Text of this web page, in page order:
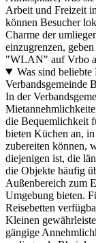
Arbeit und Freizeit
können Besucher
Charme der
einzugrenzen,
"WLAN" auf Vrbo
Was sind
Verbandsgemeinde
In der
die Bequemlichkeit
bieten Küchen an,
zubereiten können,
diejenigen ist, die
die Objekte häufig
Außenbereich zum
Umgebung bieten.
Reisebetten
Kleinen
gängige